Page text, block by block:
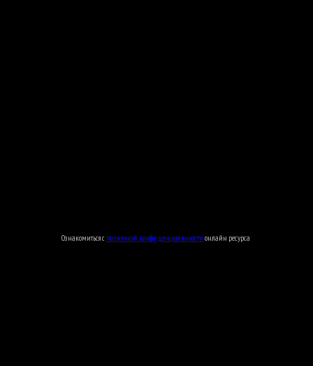
Ознакомиться с политикой конфиденциальности онлайн ресурса